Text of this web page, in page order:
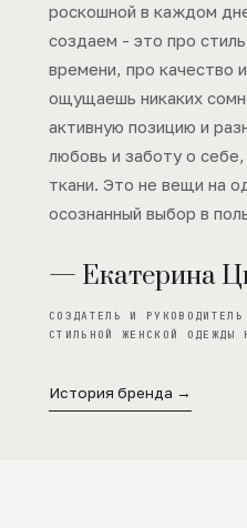
роскошной в каждом
создаем - это про
времени, про качество
ощущаешь никаких
активную позицию и
любовь и заботу о
ткани. Это не вещи на
осознанный выбор в
— Екатерина
СОЗДАТЕЛЬ И
СТИЛЬНОЙ ЖЕНСКОЙ ОДЕЖДЫ
История бренда →